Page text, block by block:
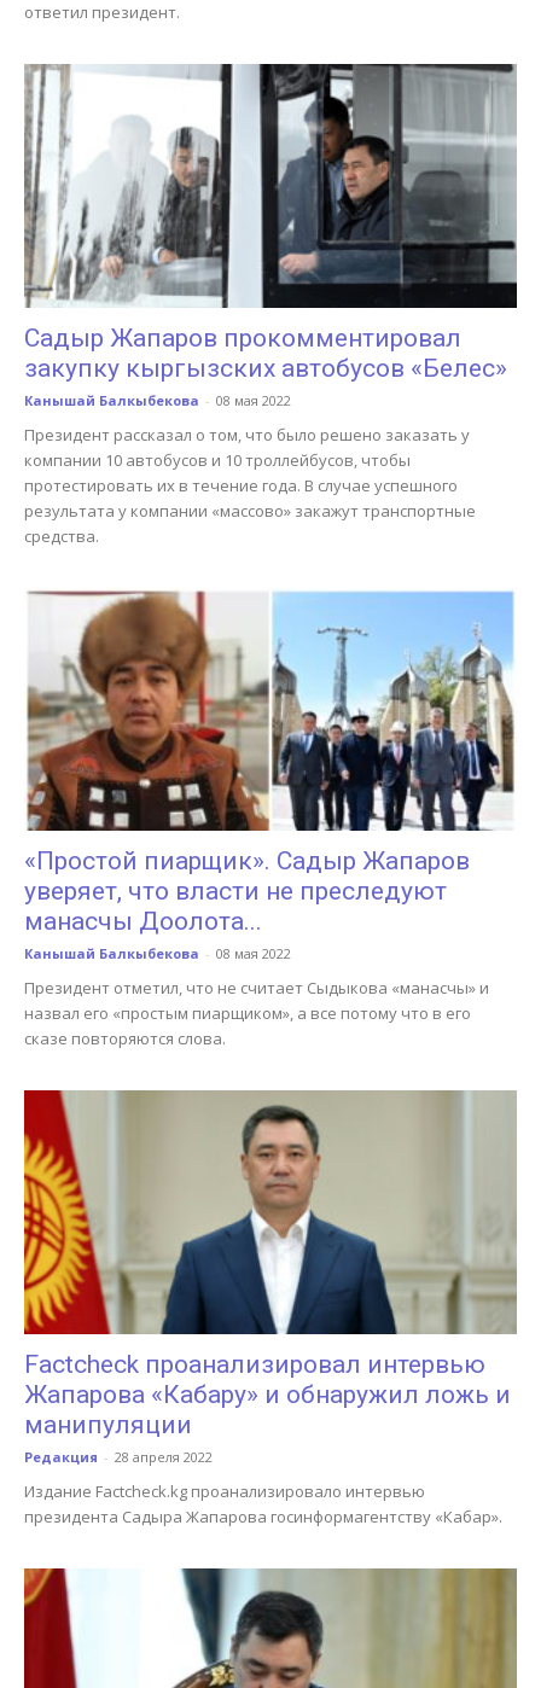
ответил президент.
Садыр Жапаров прокомментировал
закупку кыргызских автобусов «Белес»
Канышай Балкыбекова - 08 мая 2022
Президент рассказал о том, что было решено заказать у
компании 10 автобусов и 10 троллейбусов, чтобы
протестировать их в течение года. В случае успешного
результата у компании «массово» закажут транспортные
средства.
«Простой пиарщик». Садыр Жапаров
уверяет, что власти не преследуют
манасчы Доолота...
Канышай Балкыбекова - 08 мая 2022
Президент отметил, что не считает Сыдыкова «манасчы» и
назвал его «простым пиарщиком», а все потому что в его
сказе повторяются слова.
Factcheck проанализировал интервью
Жапарова «Кабару» и обнаружил ложь и
манипуляции
Редакция - 28 апреля 2022
Издание Factcheck.kg проанализировало интервью
президента Садыра Жапарова госинформагентству «Кабар».